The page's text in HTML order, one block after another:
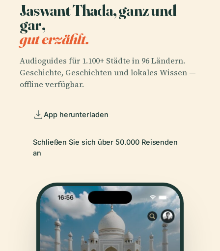
Jaswant Thada, ganz und
gar,
gut erzählt.
Audioguides für 1.100+ Städte in 96 Ländern.
Geschichte, Geschichten und lokales Wissen —
offline verfügbar.
App herunterladen
Schließen Sie sich über 50.000 Reisenden
an